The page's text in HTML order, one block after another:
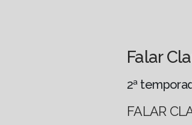
Falar
2ª
FALAR